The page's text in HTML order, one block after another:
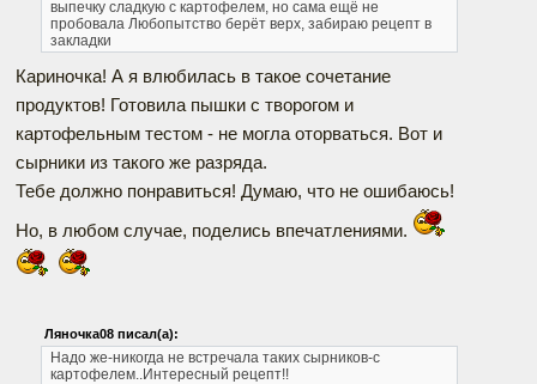
выпечку сладкую с картофелем, но сама ещё не
пробовала Любопытство берёт верх, забираю рецепт в
закладки
Кариночка! А я влюбилась в такое сочетание
продуктов! Готовила пышки с творогом и
картофельным тестом - не могла оторваться. Вот и
сырники из такого же разряда.
Тебе должно понравиться! Думаю, что не ошибаюсь!
Но, в любом случае, поделись впечатлениями.
Ляночка08 писал(а):
Надо же-никогда не встречала таких сырников-с
картофелем..Интересный рецепт!!